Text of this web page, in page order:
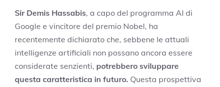
Sir Demis Hassabis, a capo del programma AI di
Google e vincitore del premio Nobel, ha
recentemente dichiarato che, sebbene le attuali
intelligenze artificiali non possano ancora essere
considerate senzienti, potrebbero sviluppare
questa caratteristica in futuro. Questa prospettiva